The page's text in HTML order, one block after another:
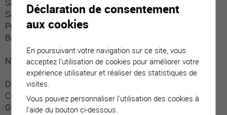
Salle d’eau / bain / rideau douche
Petit local technique
Balcon boisé (Sud)
Niveau principal :
Deuxième entrée
Cuisine avec bar (belle hauteur de plafond)
Grande pièce séjour et espace repas
Déclaration de consentement
aux cookies
En poursuivant votre navigation sur ce site, vous
acceptez l'utilisation de cookies pour améliorer votre
expérience utilisateur et réaliser des statistiques de
visites.
Vous pouvez personnaliser l'utilisation des cookies à
l'aide du bouton ci-dessous.